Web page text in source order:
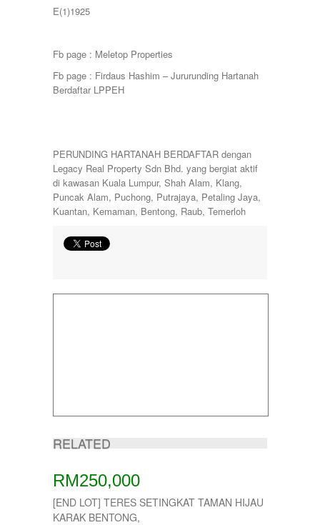
E(1)1925
Fb page : Meletop Properties
Fb page : Firdaus Hashim – Jururunding Hartanah
Berdaftar LPPEH
PERUNDING HARTANAH BERDAFTAR dengan
Legacy Real Property Sdn Bhd. yang bergiat aktif
di kawasan Kuala Lumpur, Shah Alam, Klang,
Puncak Alam, Puchong, Putrajaya, Petaling Jaya,
Kuantan, Kemaman, Bentong, Raub, Temerloh
RELATED
RM250,000
[END LOT] TERES SETINGKAT TAMAN HIJAU
KARAK BENTONG,